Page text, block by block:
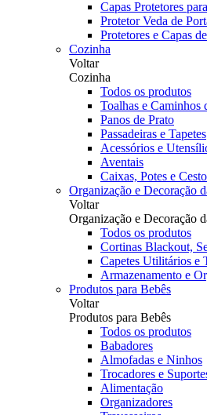
Capas Protetores
Protetor Veda de
Protetores e Capas
Cozinha
Voltar
Cozinha
Todos os produtos
Toalhas e Caminhos
Panos de Prato
Passadeiras e Tapetes
Acessórios e
Aventais
Caixas, Potes e
Organização e Decoração
Voltar
Organização e Decoração
Todos os produtos
Cortinas Blackout,
Capetes Utilitários e
Armazenamento e
Produtos para Bebês
Voltar
Produtos para Bebês
Todos os produtos
Babadores
Almofadas e Ninhos
Trocadores e
Alimentação
Organizadores